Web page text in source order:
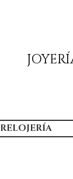
RELOJERÍA